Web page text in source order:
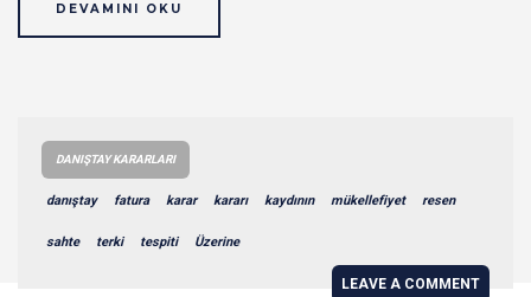
DEVAMINI OKU
DANIŞTAY KARARLARI
danıştay fatura karar kararı kaydının mükellefiyet resen
sahte terki tespiti Üzerine
LEAVE A COMMENT